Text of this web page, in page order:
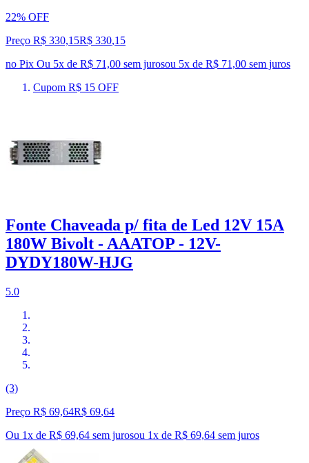
22% OFF
Preço R$ 330,15R$ 330,15
no Pix Ou 5x de R$ 71,00 sem jurosou 5x de R$ 71,00 sem juros
Cupom R$ 15 OFF
Fonte Chaveada p/ fita de Led 12V 15A
180W Bivolt - AAATOP - 12V-
DYDY180W-HJG
5.0
(3)
Preço R$ 69,64R$ 69,64
Ou 1x de R$ 69,64 sem jurosou 1x de R$ 69,64 sem juros